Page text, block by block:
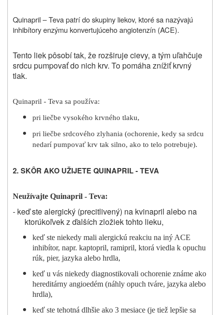
Quinapril – Teva patrí do skupiny liekov, ktoré sa nazývajú
inhibítory enzýmu konvertujúceho angiotenzín (ACE).
Tento liek pôsobí tak, že rozširuje cievy, a tým uľahčuje
srdcu pumpovať do nich krv. To pomáha znížiť krvný
tlak.
Quinapril - Teva sa používa:
pri liečbe vysokého krvného tlaku,
pri liečbe srdcového zlyhania (ochorenie, kedy sa srdcu
nedarí pumpovať krv tak silno, ako to telo potrebuje).
2. SKÔR AKO UŽIJETE QUINAPRIL - TEVA
Neužívajte Quinapril - Teva:
- keď ste alergický (precitlivený) na kvinapril alebo na
ktorúkoľvek z ďalších zložiek tohto lieku,
keď ste niekedy mali alergickú reakciu na iný ACE
inhibítor, napr. kaptopril, ramipril, ktorá viedla k opuchu
rúk, pier, jazyka alebo hrdla,
keď u vás niekedy diagnostikovali ochorenie známe ako
hereditárny angioedém (náhly opuch tváre, jazyka alebo
hrdla),
keď ste tehotná dlhšie ako 3 mesiace (je tiež lepšie sa